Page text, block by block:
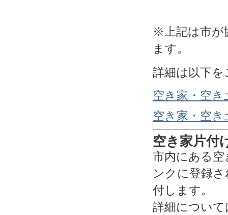
※上記は市が
ます。
詳細は以下
空き家・空
空き家・空
空き家片付
市内にある
ンクに登録
付します。
詳細について